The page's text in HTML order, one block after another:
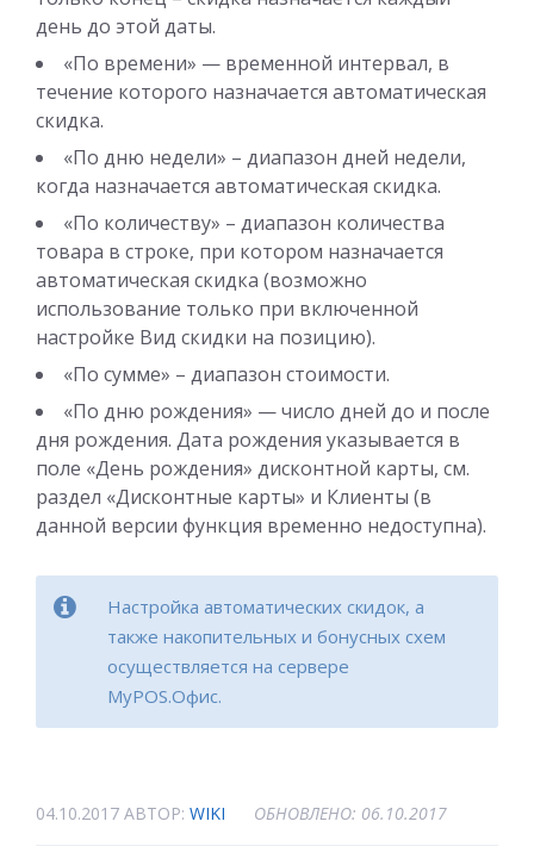
день до этой даты.
«По времени» — временной интервал, в
течение которого назначается автоматическая
скидка.
«По дню недели» – диапазон дней недели,
когда назначается автоматическая скидка.
«По количеству» – диапазон количества
товара в строке, при котором назначается
автоматическая скидка (возможно
использование только при включенной
настройке Вид скидки на позицию).
«По сумме» – диапазон стоимости.
«По дню рождения» — число дней до и после
дня рождения. Дата рождения указывается в
поле «День рождения» дисконтной карты, см.
раздел «Дисконтные карты» и Клиенты (в
данной версии функция временно недоступна).
Настройка автоматических скидок, а
также накопительных и бонусных схем
осуществляется на сервере
MyPOS.Офис.
04.10.2017 АВТОР: WIKI ОБНОВЛЕНО: 06.10.2017